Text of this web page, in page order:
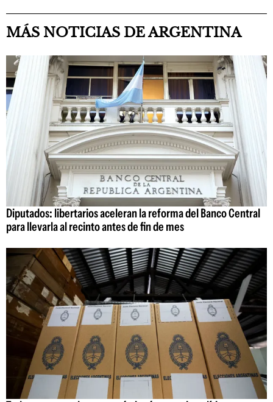
MÁS NOTICIAS DE ARGENTINA
Diputados: libertarios aceleran la reforma del Banco Central
para llevarla al recinto antes de fin de mes